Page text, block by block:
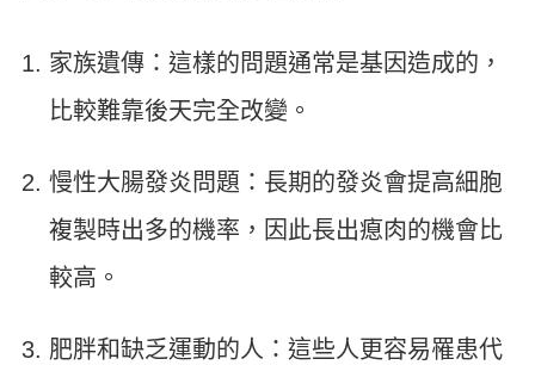
家族遺傳：這樣的問題通常是基因造成的，
比較難靠後天完全改變。
慢性大腸發炎問題：長期的發炎會提高細胞
複製時出多的機率，因此長出瘜肉的機會比
較高。
肥胖和缺乏運動的人：這些人更容易罹患代